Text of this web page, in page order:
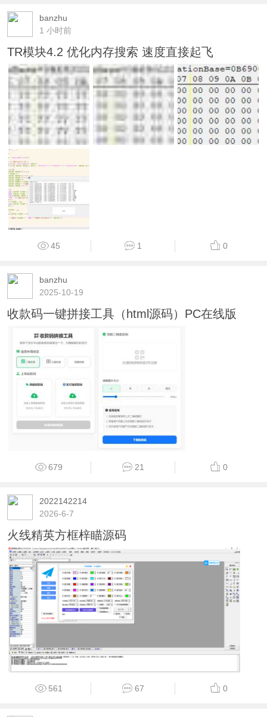
banzhu
1 小时前
TR模块4.2 优化内存搜索 速度直接起飞
45 1 0
banzhu
2025-10-19
收款码一键拼接工具（html源码）PC在线版
679 21 0
2022142214
2026-6-7
火线精英方框梓瞄源码
561 67 0